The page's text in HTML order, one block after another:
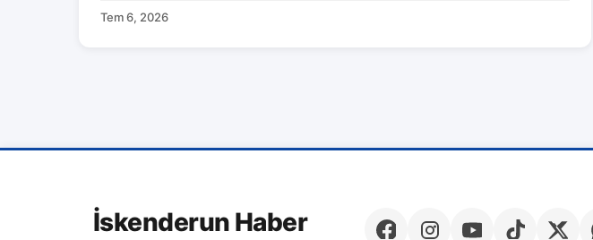
Tem 6, 2026
İskenderun Haber